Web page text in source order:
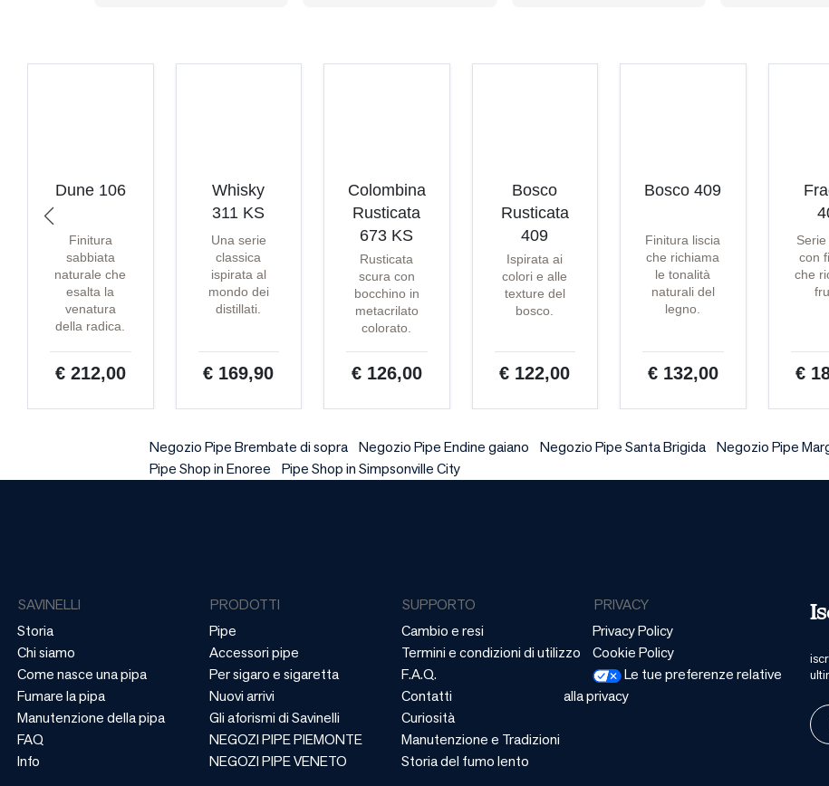
Dune 106
Finitura
sabbiata
naturale che
esalta la
venatura
della radica.
€ 212,00
Whisky
311 KS
Una serie
classica
ispirata al
mondo dei
distillati.
€ 169,90
Colombina
Rusticata
673 KS
Rusticata
scura con
bocchino in
metacrilato
colorato.
€ 126,00
Bosco
Rusticata
409
Ispirata ai
colori e alle
texture del
bosco.
€ 122,00
Bosco 409
Finitura liscia
che richiama
le tonalità
naturali del
legno.
€ 132,00
con
che
€
Negozio Pipe Brembate di sopra Negozio Pipe Endine gaiano Negozio Pipe Santa Brigida Negozio Pipe
Pipe Shop in Enoree
Pipe Shop in Simpsonville City
SAVINELLI
Storia
Chi siamo
Come nasce una pipa
Fumare la pipa
Manutenzione della pipa
FAQ
Info
PRODOTTI
Pipe
Accessori pipe
Per sigaro e sigaretta
Nuovi arrivi
Gli aforismi di Savinelli
NEGOZI PIPE PIEMONTE
NEGOZI PIPE VENETO
SUPPORTO
Cambio e resi
Termini e condizioni di utilizzo
F.A.Q.
Contatti
Curiosità
Manutenzione e Tradizioni
Storia del fumo lento
PRIVACY
Privacy Policy
Cookie Policy
Le tue preferenze relative
alla privacy